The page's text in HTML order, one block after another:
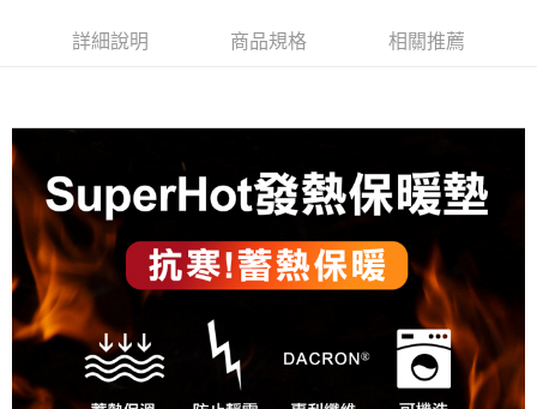
１．於結帳方式選擇「AFTEE先享後付」後，將跳轉至「AFTEE先享後付」
結帳頁面，進行簡訊認證並確認金額後，即可完成結帳。
購買商品的店家。未經商家同意取消之訂單仍視為有效，需透過AFTEE先享
後付繳納相關費用。
※ 交易是否成功請以「AFTEE先享後付 」之結帳頁面顯示為準，若有關於
是否繳費成功／繳費後需取消欲退款等相關疑問，請聯繫「AFTEE先享後付
客戶支援中心」https://netprotections.freshdesk.com/support/home
【注意事項】
１．透過由恩沛科技股份有限公司提供之「AFTEE先享後付」服務完成之交
易，需依本服務之必要範圍內提供個人資料，並將交易相關給付款項請求債
權轉讓予恩沛科技股份有限公司。
２．關於個人資料處理事宜，請瀏覽以下網址：
https://aftee.tw/terms/#terms3
付款後全家取貨
7-11取貨付款
每筆NT$60，滿NT$499(含以上)免運費
付款後7-11取貨
每筆NT$60，滿NT$499(含以上)免運費
宅配
每筆NT$100，滿NT$499(含以上)免運費
離島宅配
每筆NT$100，滿NT$499(含以上)免運費
詳細說明 商品規格 相關推薦